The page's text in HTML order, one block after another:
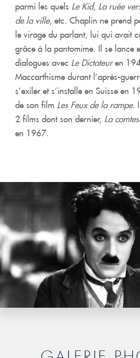
parmi les quels Le Kid, La ruée
de la ville, etc. Chaplin ne prend
le virage du parlant, lui qui avait
grâce à la pantomime. Il se lance
dialogues avec Le Dictateuren
Maccarthisme durant l’après-
s’exiler et s’installe en Suisse en
de son film Les Feux de la rampe.
2 films dont son dernier, La
en 1967.